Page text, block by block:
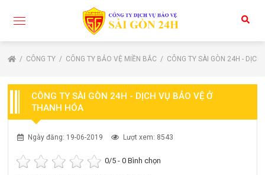
CÔNG TY CÔNG TY BẢO VỆ MIỀN BẮC CÔNG TY SÀI GÒN 24H -
CÔNG TY SÀI GÒN 24H - DỊCH VỤ BẢO VỆ Ở
THANH HÓA
Ngày đăng: 19-06-2019 Lượt xem: 8543
0/5 -0 Bình chọn